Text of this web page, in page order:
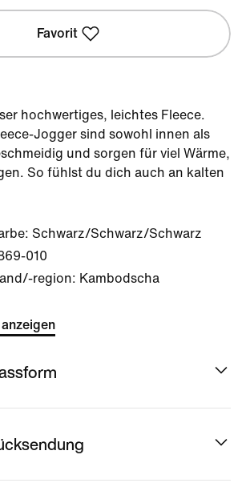
Favorit
hochwertiges, leichtes Fleece.
Jogger sind sowohl innen als
und sorgen für viel Wärme,
So fühlst du dich auch an kalten
Schwarz/Schwarz/Schwarz
010
region: Kambodscha